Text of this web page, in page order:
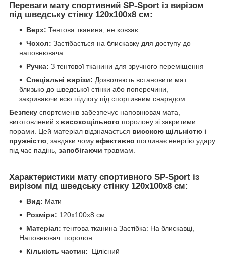
Переваги мату спортивний SP-Sport із вирізом
під шведську стінку 120x100x8 см:
Верх: Тентова тканина, не ковзає
Чохол: Застібається на блискавку для доступу до
наповнювача
Ручка: З тентової тканини для зручного переміщення
Спеціальні вирізи: Дозволяють встановити мат
близько до шведської стінки або поперечини,
закриваючи всю підлогу під спортивним снарядом
Безпеку спортсменів забезпечує наповнювач мата,
виготовлений з високощільного поролону зі закритими
порами. Цей матеріал відзначається високою щільністю і
пружністю , завдяки чому ефективно поглинає енергію удару
під час падінь, запобігаючи травмам.
Характеристики мату спортивного SP-Sport із
вирізом під шведську стінку 120x100x8 см:
Вид: Мати
Розміри: 120x100x8 см.
Матеріал: тентова тканина Застібка: На блискавці,
Наповнювач: поролон
Кількість частин:
Цілісний